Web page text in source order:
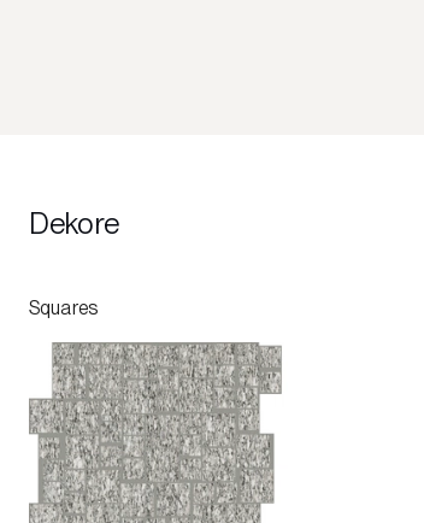
Dekore
Squares